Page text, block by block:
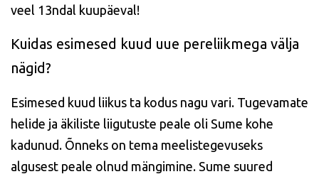
veel 13ndal kuupäeval!
Kuidas esimesed kuud uue pereliikmega välja
nägid?
Esimesed kuud liikus ta kodus nagu vari. Tugevamate
helide ja äkiliste liigutuste peale oli Sume kohe
kadunud. Õnneks on tema meelistegevuseks
algusest peale olnud mängimine. Sume suured